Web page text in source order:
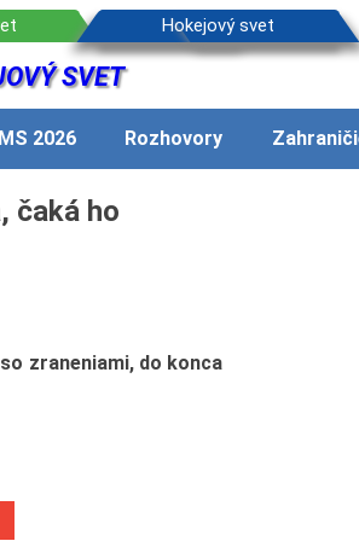
MS 2026 Rozhovory
čaká ho
zraneniami, do konca